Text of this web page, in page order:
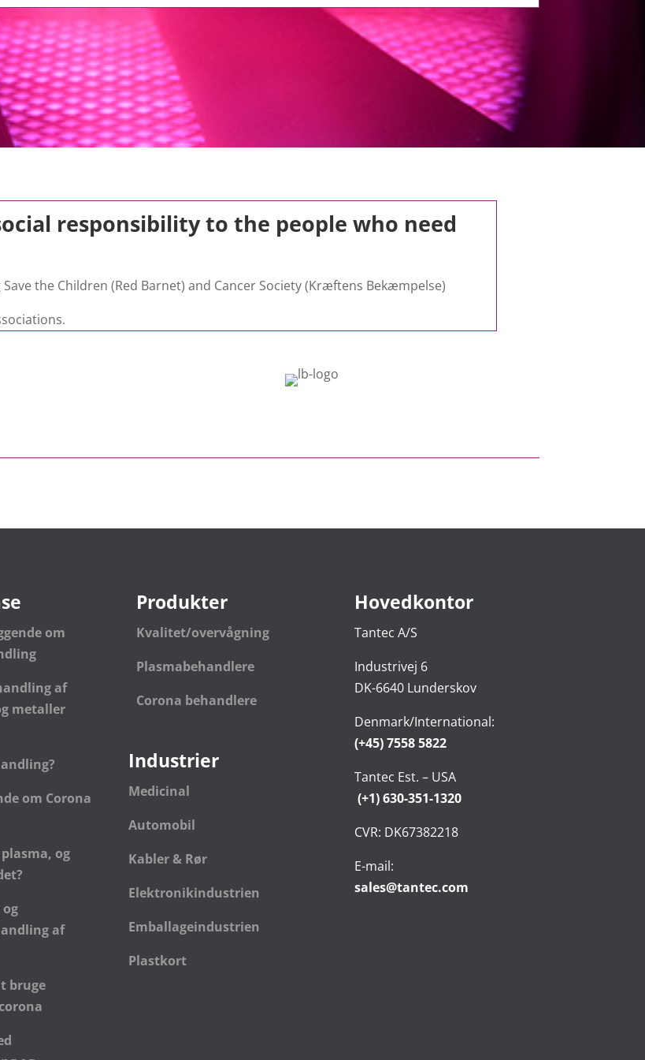
responsibility to the people who need
the Children (Red Barnet) and Cancer Society (Kræftens Bekæmpelse)
om
af
metaller
om Corona
og
af
bruge
Produkter
Kvalitet/overvågning
Plasmabehandlere
Corona behandlere
Industrier
Medicinal
Automobil
Kabler & Rør
Elektronikindustrien
Emballageindustrien
Plastkort
Hovedkontor
Tantec A/S
Industrivej 6
DK-6640 Lunderskov
Denmark/International:
(+45) 7558 5822
Tantec Est. – USA
(+1) 630-351-1320
CVR: DK67382218
E-mail:
sales@tantec.com